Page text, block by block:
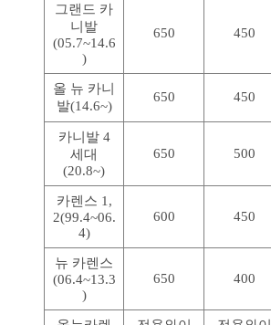
그랜드 카
니발
(05.7~14.6
)
650 450
올 뉴 카니
발(14.6~)
650 450
카니발 4
세대
(20.8~)
650 500
카렌스 1,
2(99.4~06.
4)
600 450
뉴 카렌스
(06.4~13.3
)
650 400